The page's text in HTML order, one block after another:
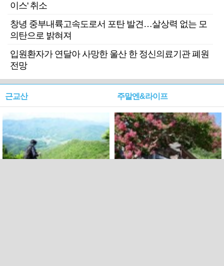
이스' 취소
창녕 중부내륙고속도로서 포탄 발견…살상력 없는 모
의탄으로 밝혀져
입원환자가 연달아 사망한 울산 한 정신의료기관 폐원
전망
근교산 주말엔&라이프